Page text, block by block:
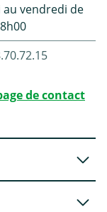
au vendredi de
de contact